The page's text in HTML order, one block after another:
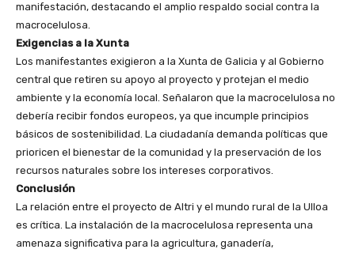
manifestación, destacando el amplio respaldo social contra la
macrocelulosa.
Exigencias a la Xunta
Los manifestantes exigieron a la Xunta de Galicia y al Gobierno
central que retiren su apoyo al proyecto y protejan el medio
ambiente y la economía local. Señalaron que la macrocelulosa no
debería recibir fondos europeos, ya que incumple principios
básicos de sostenibilidad. La ciudadanía demanda políticas que
prioricen el bienestar de la comunidad y la preservación de los
recursos naturales sobre los intereses corporativos.
Conclusión
La relación entre el proyecto de Altri y el mundo rural de la Ulloa
es crítica. La instalación de la macrocelulosa representa una
amenaza significativa para la agricultura, ganadería,